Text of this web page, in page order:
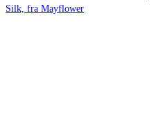
var: